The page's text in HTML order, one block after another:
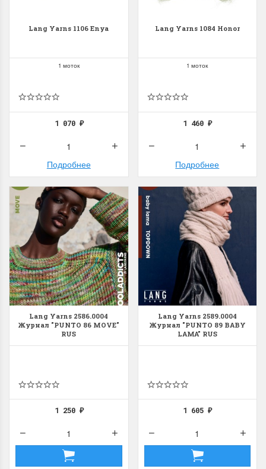
Lang Yarns 1106 Enya
1 моток
1 070 ₽
Подробнее
Lang Yarns 1084 Honor
1 моток
1 460₽
Подробнее
Lang Yarns 2586.0004
Журнал "PUNTO 86 MOVE"
RUS
1 250 ₽
Lang Yarns 2589.0004
Журнал "PUNTO 89 BABY
LAMA" RUS
1 605₽